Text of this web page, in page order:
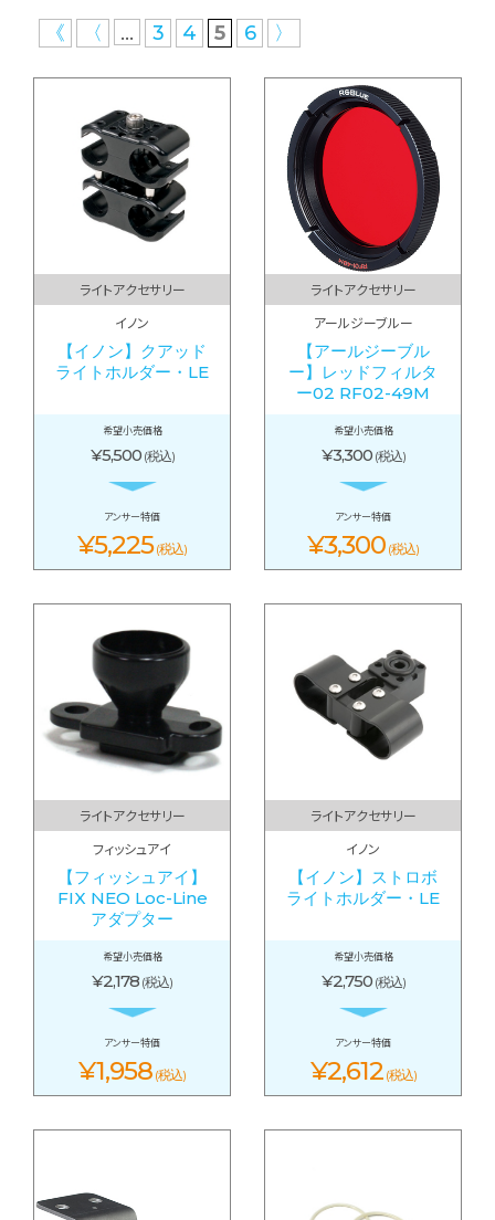
《 〈 ... 3 4 5 6 〉
ライトアクセサリー
イノン
【イノン】クアッド
ライトホルダー・LE
希望小売価格
¥5,500 (税込)
アンサー特価
¥5,225 (税込)
ライトアクセサリー
アールジーブルー
【アールジーブル
ー】レッドフィルタ
ー02 RF02-49M
希望小売価格
¥3,300 (税込)
アンサー特価
¥3,300 (税込)
ライトアクセサリー
フィッシュアイ
【フィッシュアイ】
FIX NEO Loc-Line
アダプター
希望小売価格
¥2,178 (税込)
アンサー特価
¥1,958 (税込)
ライトアクセサリー
イノン
【イノン】ストロボ
ライトホルダー・LE
希望小売価格
¥2,750 (税込)
アンサー特価
¥2,612 (税込)